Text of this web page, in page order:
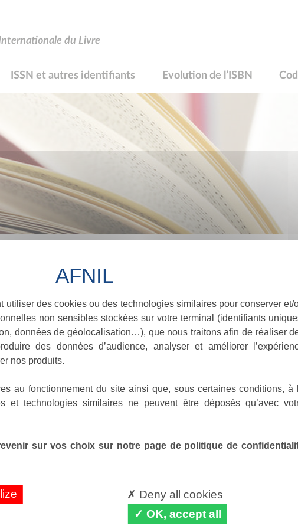
du Livre
ISSN et autres identifiants Evolution de l’ISBN
utiliser des cookies ou des technologies similaires pour conserver et/
non sensibles stockées sur votre terminal (identifiants
données de géolocalisation…), que nous traitons afin de réaliser
des données d’audience, analyser et améliorer
nos produits.
au fonctionnement du site ainsi que, sous certaines conditions, à
et technologies similaires ne peuvent être déposés qu’avec
sur vos choix sur notre page de politique de
Deny all cookies
OK, accept all